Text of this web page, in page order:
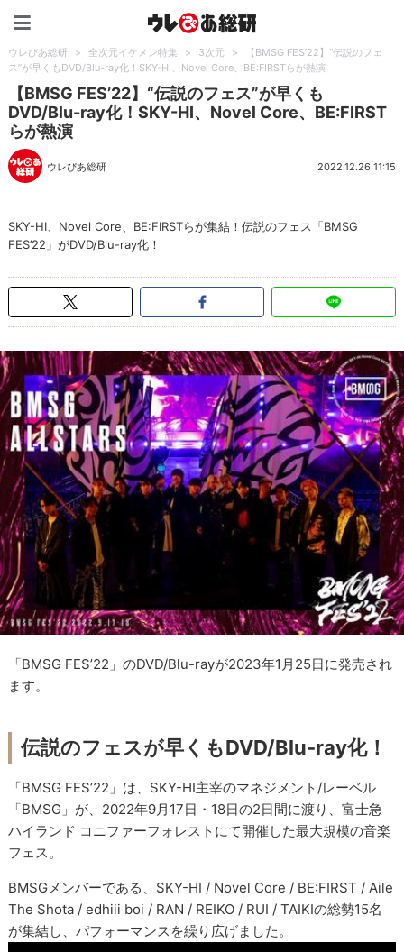
ウレぴあ総研 > 全次元イケメン特集 > 3次元 >
【BMSG FES’22】“伝説のフェ
ス”が早くもDVD/Blu-ray化！SKY-HI、Novel Core、BE:FIRSTらが熱演
【BMSG FES’22】“伝説のフェス”が早くも
DVD/Blu-ray化！SKY-HI、Novel Core、BE:FIRST
らが熱演
ウレぴあ総研 2022.12.26 11:15
SKY-HI、Novel Core、BE:FIRSTらが集結！伝説のフェス「BMSG
FES’22」がDVD/Blu-ray化！
「BMSG FES’22」のDVD/Blu-rayが2023年1月25日に発売され
ます。
伝説のフェスが早くもDVD/Blu-ray化！
「BMSG FES’22」は、SKY-HI主宰のマネジメント/レーベル
「BMSG」が、2022年9月17日・18日の2日間に渡り、富士急
ハイランド コニファーフォレストにて開催した最大規模の音楽
フェス。
BMSGメンバーである、SKY-HI / Novel Core / BE:FIRST / Aile
The Shota / edhiii boi / RAN / REIKO / RUI / TAIKIの総勢15名
が集結し、パフォーマンスを繰り広げました。